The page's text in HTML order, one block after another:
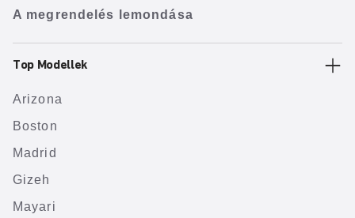
A megrendelés lemondása
Top Modellek
Arizona
Boston
Madrid
Gizeh
Mayari